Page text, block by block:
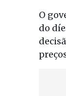
O
do